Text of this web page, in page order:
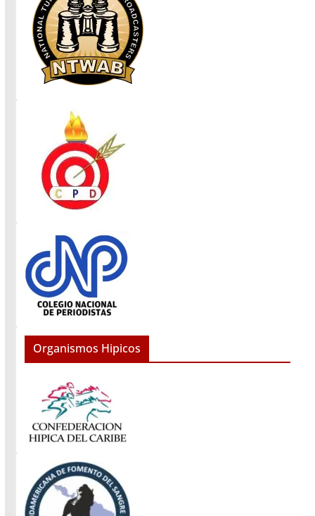
Organismos Hipicos